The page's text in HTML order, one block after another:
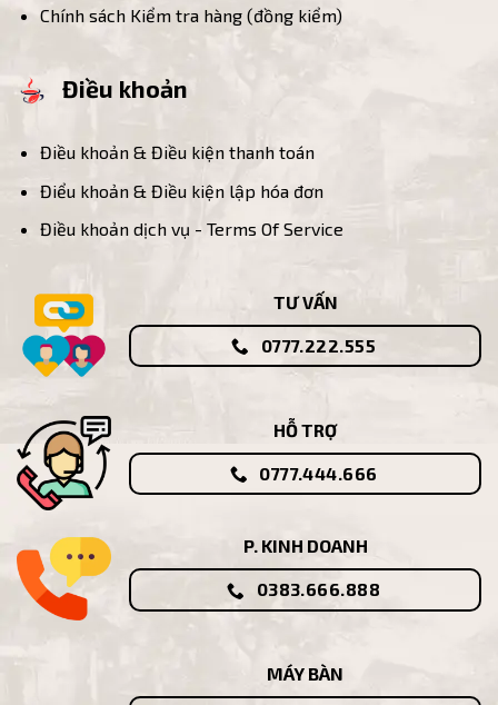
Chính sách Kiểm tra hàng (đồng kiểm)
Điều khoản
Điều khoản & Điều kiện thanh toán
Điểu khoản & Điều kiện lập hóa đơn
Điều khoản dịch vụ - Terms Of Service
TƯ VẤN
0777.222.555
HỖ TRỢ
0777.444.666
P. KINH DOANH
0383.666.888
MÁY BÀN